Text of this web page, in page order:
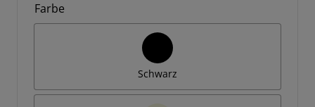
Farbe
Schwarz